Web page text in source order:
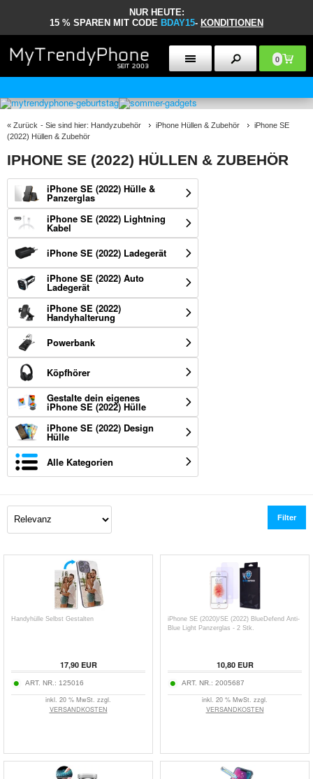
NUR HEUTE:
15 % SPAREN MIT CODE BDAY15- KONDITIONEN
0
« Zurück - Sie sind hier: Handyzubehör iPhone Hüllen & Zubehör
iPhone SE
(2022) Hüllen & Zubehör
IPHONE SE (2022) HÜLLEN & ZUBEHÖR
iPhone SE (2022) Hülle &
Panzerglas
iPhone SE (2022) Lightning
Kabel
iPhone SE (2022) Ladegerät
iPhone SE (2022) Auto
Ladegerät
iPhone SE (2022)
Handyhalterung
Powerbank
Köpfhörer
Gestalte dein eigenes
iPhone SE (2022) Hülle
iPhone SE (2022) Design
Hülle
Alle Kategorien
Filter
Handyhülle Selbst Gestalten
17,90EUR
ART. NR.: 125016
inkl. 20 % MwSt. zzgl.
VERSANDKOSTEN
iPhone SE (2020)/SE (2022) BlueDefend Anti-
Blue Light Panzerglas - 2 Stk.
10,80EUR
ART. NR.: 2005687
inkl. 20 % MwSt. zzgl.
VERSANDKOSTEN